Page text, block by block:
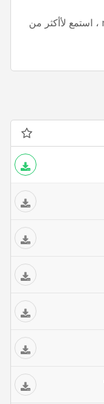
أبدا من جديد حازم شومان استماع وتحميل mp3 ، استمع لأأكثر من